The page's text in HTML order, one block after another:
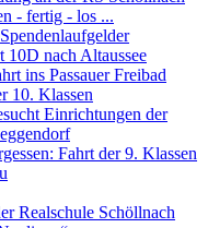
- fertig - los ...
10D nach Altaussee
ins Passauer Freibad
10. Klassen
Einrichtungen der
Fahrt der 9. Klassen
Realschule Schöllnach